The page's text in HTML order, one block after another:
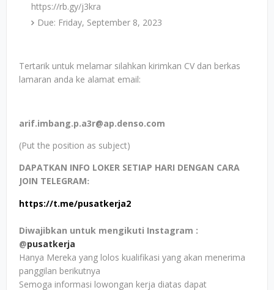
https://rb.gy/j3kra
Due: Friday, September 8, 2023
Tertarik untuk melamar silahkan kirimkan CV dan berkas
lamaran anda ke alamat email:
arif.imbang.p.a3r@ap.denso.com
(Put the position as subject)
DAPATKAN INFO LOKER SETIAP HARI DENGAN CARA
JOIN TELEGRAM:
https://t.me/pusatkerja2
Diwajibkan untuk mengikuti Instagram :
@pusatkerja
Hanya Mereka yang lolos kualifikasi yang akan menerima
panggilan berikutnya
Semoga informasi lowongan kerja diatas dapat